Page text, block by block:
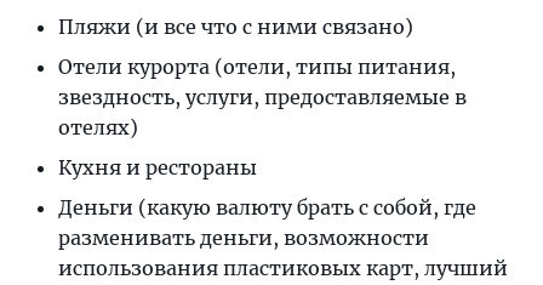
Пляжи (и все что с ними связано)
Отели курорта (отели, типы питания,
звездность, услуги, предоставляемые в
отелях)
Кухня и рестораны
Деньги (какую валюту брать с собой, где
разменивать деньги, возможности
использования пластиковых карт, лучший